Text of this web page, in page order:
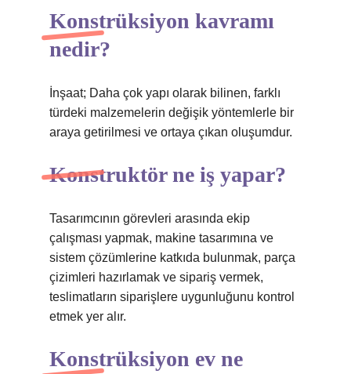
Konstrüksiyon kavramı
nedir?
İnşaat; Daha çok yapı olarak bilinen, farklı
türdeki malzemelerin değişik yöntemlerle bir
araya getirilmesi ve ortaya çıkan oluşumdur.
Konstruktör ne iş yapar?
Tasarımcının görevleri arasında ekip
çalışması yapmak, makine tasarımına ve
sistem çözümlerine katkıda bulunmak, parça
çizimleri hazırlamak ve sipariş vermek,
teslimatların siparişlere uygunluğunu kontrol
etmek yer alır.
Konstrüksiyon ev ne